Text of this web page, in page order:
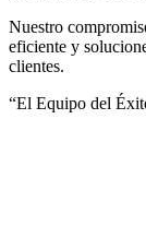
Nuestro
eficiente y
clientes.
“El Equipo del